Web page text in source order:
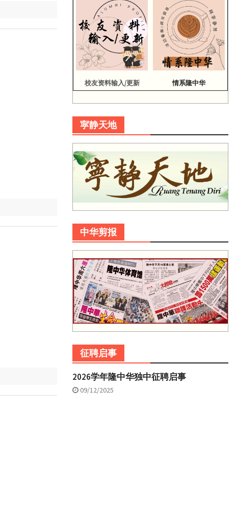
校友资料输入/更新 情系隆中华
寜静天地
中华剪报
征聘启事
2026学年隆中华独中征聘启事
09/12/2025